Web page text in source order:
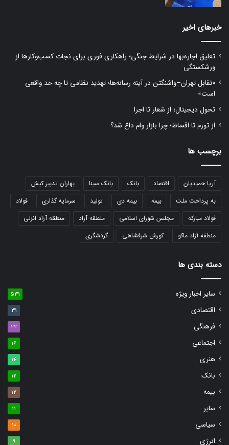
خبرهای اخیر
تعلیق اجاره‌بها در شرایط جنگی؛ راهکاری فوری برای نجات کسب‌وکارها از
ورشکستگی
«تقابل تهران–واشنگتن در آینه رسانه‌ها؛ تهدید نظامی تا چه حد واقعی
است»
تحول دیجیتال؛ از شعار تا اجرا
از تورم تا اقساط؛ چرا بازار وام داغ شد؟
برچسب ها
آریا حمیدیان اقتصاد بانک بانک سینا
بهاران تدبیر کیش
به پرداخت ملت
بیمه بیمه دی تولید سرمایه گذاری
فولاد
فولاد مبارکه
مجلس شورای اسلامی منطقه آزاد
منطقه آزاد انزلی
منطقه آزاد ماکو
کورش شرفشاهی گردشگری
دسته بندی ها
سایر اخبار ویژه 531
اقتصادی 31
فرهنگی 23
اجتماعی 16
هنری 14
بانک 12
بیمه 12
سایر 11
سیاسی 10
انرژی 9